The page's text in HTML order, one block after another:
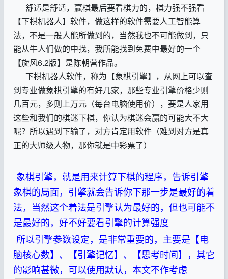
舒适是舒适，赢棋最后要看棋力的，棋力强不强看
【下棋机器人】软件，做这样的软件需要人工智能算
法，不是一般人能所做到的，当然我也不可能做到，只
能从牛人们做的中找，我所能找到免费中最好的一个
【旋风6.2版】是陈朝营作品。
下棋机器人软件，称为【象棋引擎】，从网上可以查
到专业做象棋引擎的有好几家，那些专业引擎价格少则
几百元，多则上万元（每台电脑使用价），要是人家用
这些和我们的棋迷下棋，你认为棋迷会赢的可能大不大
呢？所以遇到下输了，对方肯定用软件（难到对方是真
正的大师级人物，那你就是中彩票了）
象棋引擎，就是用来计算下棋的程序，告诉引擎
象棋的局面，引擎就会告诉你下那一步是最好的着
法，当然这个着法是引擎认为最好的，但也可能不
是最好的，好不好要看引擎的计算强度
所以引擎参数设定，是非常重要的，主要是【电
脑核心数】、【引擎记忆】、【思考时间】，其它
的影响甚微，可以使用默认，本文不作考虑